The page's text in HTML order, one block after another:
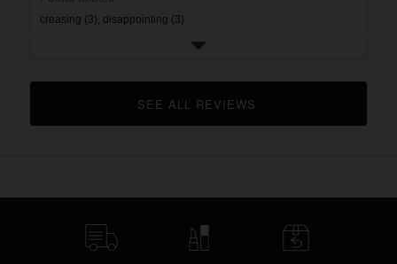
creasing (3), disappointing (3)
CLICK TO GO TO ALL REVIEWS